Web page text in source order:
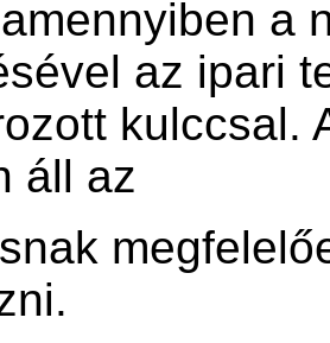
a
az ipari
kulccsal.
áll az